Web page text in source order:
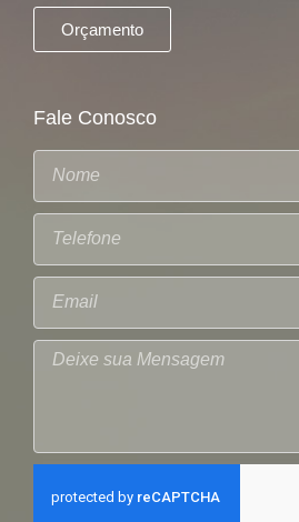
Orçamento
Fale Conosco